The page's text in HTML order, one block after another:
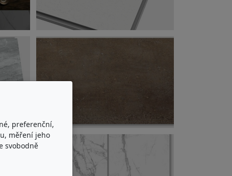
preferenční,
měření jeho
svobodně